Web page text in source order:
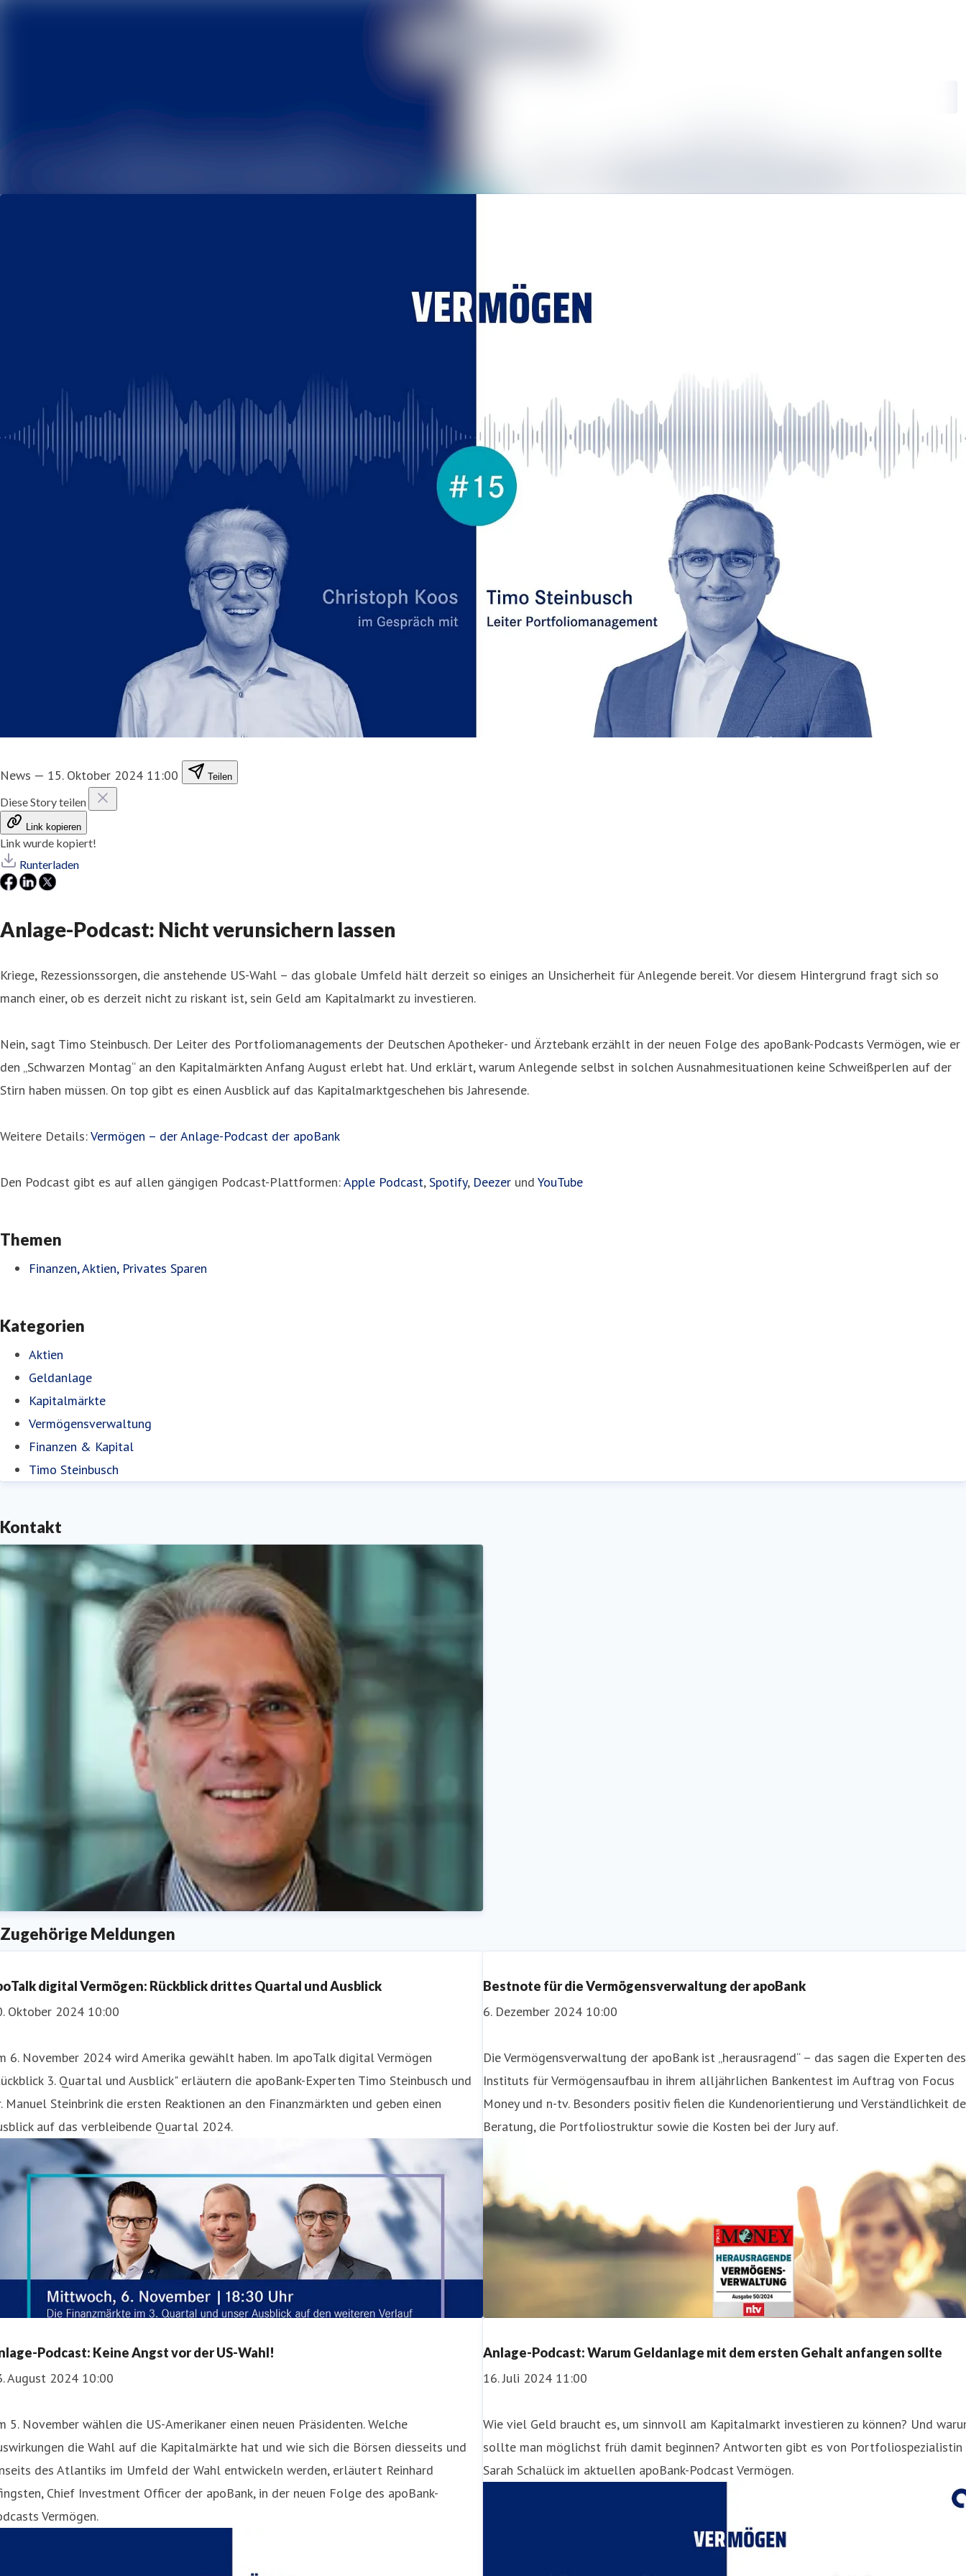
News — 15. Oktober 2024 11:00 Teilen
Diese Story teilen
Link kopieren
Link wurde kopiert!
Runterladen
Anlage-Podcast: Nicht verunsichern lassen
Kriege, Rezessionssorgen, die anstehende US-Wahl – das globale Umfeld hält derzeit so einiges an Unsicherheit für Anlegende bereit. Vor diesem Hintergrund fragt sich so
manch einer, ob es derzeit nicht zu riskant ist, sein Geld am Kapitalmarkt zu investieren.
Nein, sagt Timo Steinbusch. Der Leiter des Portfoliomanagements der Deutschen Apotheker- und Ärztebank erzählt in der neuen Folge des apoBank-Podcasts Vermögen, wie er
den „Schwarzen Montag“ an den Kapitalmärkten Anfang August erlebt hat. Und erklärt, warum Anlegende selbst in solchen Ausnahmesituationen keine Schweißperlen auf der
Stirn haben müssen. On top gibt es einen Ausblick auf das Kapitalmarktgeschehen bis Jahresende.
Weitere Details:Vermögen – der Anlage-Podcast der apoBank
Den Podcast gibt es auf allen gängigen Podcast-Plattformen:Apple Podcast,Spotify, Deezer und YouTube
Themen
Finanzen, Aktien, Privates Sparen
Kategorien
Aktien
Geldanlage
Kapitalmärkte
Vermögensverwaltung
Finanzen & Kapital
Timo Steinbusch
Kontakt
Koos
Pressesprecher christoph.koos@apobank.de +49 211 5998 154
Zugehörige Meldungen
digital Vermögen: Rückblick drittes Quartal und Ausblick
Oktober 2024 10:00
6. November 2024 wird Amerika gewählt haben. Im apoTalk digital Vermögen
3. Quartal und Ausblick" erläutern die apoBank-Experten Timo Steinbusch und
Manuel Steinbrink die ersten Reaktionen an den Finanzmärkten und geben einen
auf das verbleibende Quartal 2024.
Bestnote für die Vermögensverwaltung der apoBank
6. Dezember 2024 10:00
Die Vermögensverwaltung der apoBank ist „herausragend“ – das sagen die Experten des
Instituts für Vermögensaufbau in ihrem alljährlichen Bankentest im Auftrag von Focus
Money und n-tv. Besonders positiv fielen die Kundenorientierung und Verständlichkeit
Beratung, die Portfoliostruktur sowie die Kosten bei der Jury auf.
Podcast: Keine Angst vor der US-Wahl!
August 2024 10:00
5. November wählen die US-Amerikaner einen neuen Präsidenten. Welche
die Wahl auf die Kapitalmärkte hat und wie sich die Börsen diesseits und
des Atlantiks im Umfeld der Wahl entwickeln werden, erläutert Reinhard
Chief Investment Officer der apoBank, in der neuen Folge des apoBank-
Vermögen.
Anlage-Podcast: Warum Geldanlage mit dem ersten Gehalt anfangen sollte
16. Juli 2024 11:00
Wie viel Geld braucht es, um sinnvoll am Kapitalmarkt investieren zu können? Und
sollte man möglichst früh damit beginnen? Antworten gibt es von Portfoliospezialistin
Sarah Schalück im aktuellen apoBank-Podcast Vermögen.